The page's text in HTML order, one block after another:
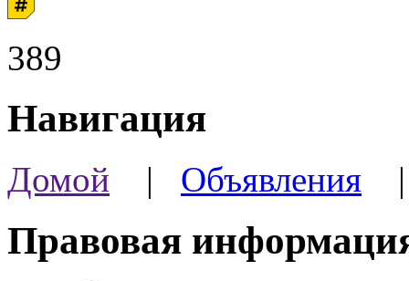
389
Навигация
Домой | Объявления
Правовая